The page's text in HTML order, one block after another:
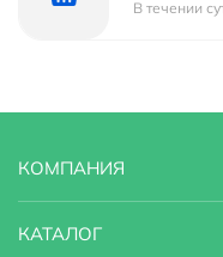
В течении
КОМПАНИЯ
КАТАЛОГ